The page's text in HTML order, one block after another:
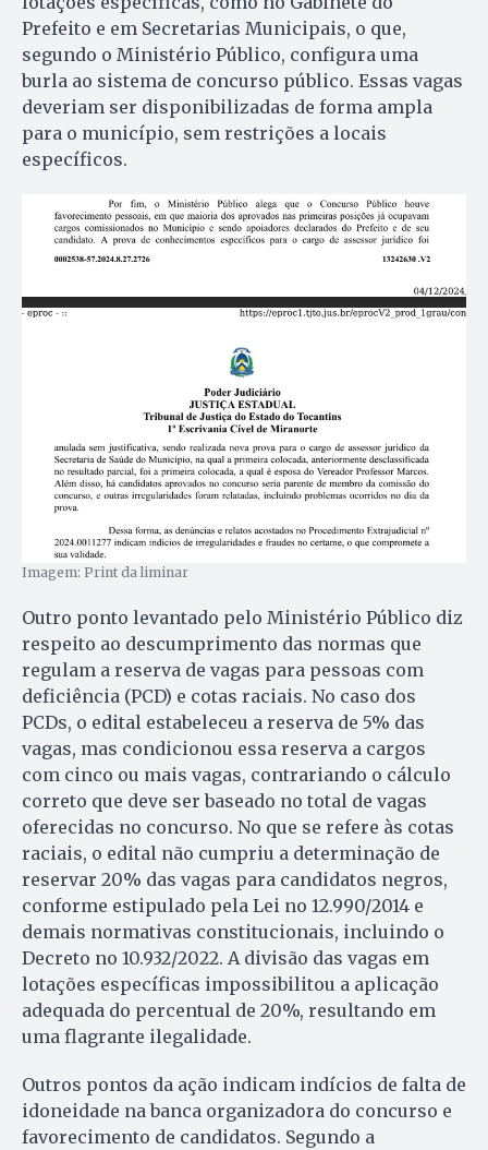
Prefeito e em Secretarias Municipais, o que,
segundo o Ministério Público, configura uma
burla ao sistema de concurso público. Essas vagas
deveriam ser disponibilizadas de forma ampla
para o município, sem restrições a locais
específicos.
Imagem: Print da liminar
Outro ponto levantado pelo Ministério Público diz
respeito ao descumprimento das normas que
regulam a reserva de vagas para pessoas com
deficiência (PCD) e cotas raciais. No caso dos
PCDs, o edital estabeleceu a reserva de 5% das
vagas, mas condicionou essa reserva a cargos
com cinco ou mais vagas, contrariando o cálculo
correto que deve ser baseado no total de vagas
oferecidas no concurso. No que se refere às cotas
raciais, o edital não cumpriu a determinação de
reservar 20% das vagas para candidatos negros,
conforme estipulado pela Lei no 12.990/2014 e
demais normativas constitucionais, incluindo o
Decreto no 10.932/2022. A divisão das vagas em
lotações específicas impossibilitou a aplicação
adequada do percentual de 20%, resultando em
uma flagrante ilegalidade.
Outros pontos da ação indicam indícios de falta de
idoneidade na banca organizadora do concurso e
favorecimento de candidatos. Segundo a